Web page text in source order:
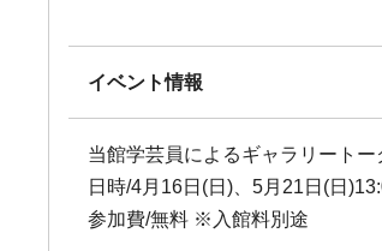
イベント情報
当館学芸員によるギャラリートー
日時/4月16日(日)、5月21日(日
参加費/無料 ※入館料別途